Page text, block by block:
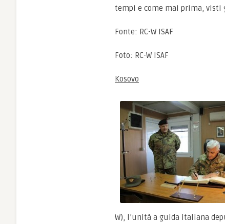
tempi e come mai prima, visti
Fonte: RC-W ISAF
Foto: RC-W ISAF
Kosovo
W), l’unità a guida italiana